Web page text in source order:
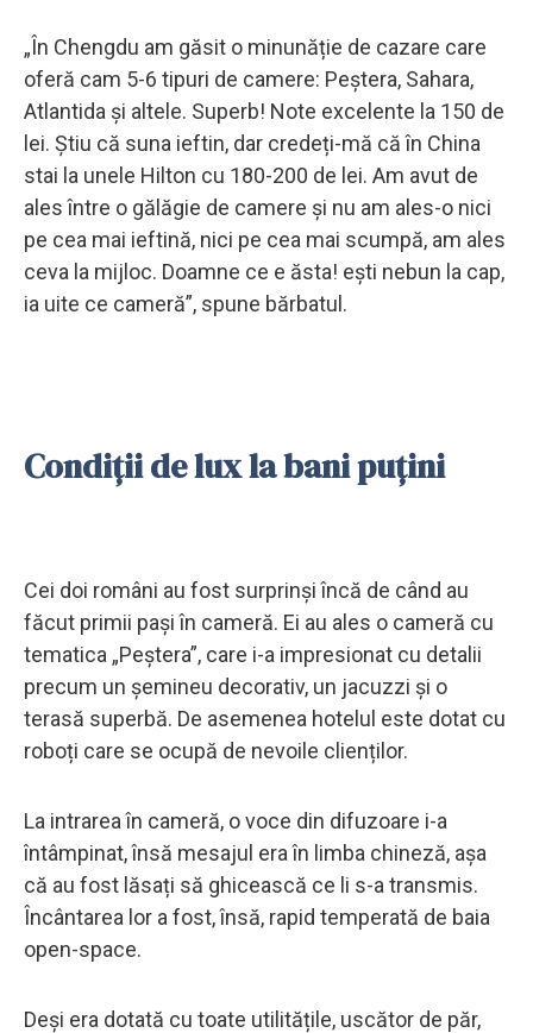
„În Chengdu am găsit o minunăție de cazare care
oferă cam 5-6 tipuri de camere: Peștera, Sahara,
Atlantida și altele. Superb! Note excelente la 150 de
lei. Știu că suna ieftin, dar credeți-mă că în China
stai la unele Hilton cu 180-200 de lei. Am avut de
ales între o gălăgie de camere și nu am ales-o nici
pe cea mai ieftină, nici pe cea mai scumpă, am ales
ceva la mijloc. Doamne ce e ăsta! ești nebun la cap,
ia uite ce cameră”, spune bărbatul.
Condiții de lux la bani puțini
Cei doi români au fost surprinși încă de când au
făcut primii pași în cameră. Ei au ales o cameră cu
tematica „Peștera”, care i-a impresionat cu detalii
precum un șemineu decorativ, un jacuzzi și o
terasă superbă. De asemenea hotelul este dotat cu
roboți care se ocupă de nevoile clienților.
La intrarea în cameră, o voce din difuzoare i-a
întâmpinat, însă mesajul era în limba chineză, așa
că au fost lăsați să ghicească ce li s-a transmis.
Încântarea lor a fost, însă, rapid temperată de baia
open-space.
Deși era dotată cu toate utilitățile, uscător de păr,